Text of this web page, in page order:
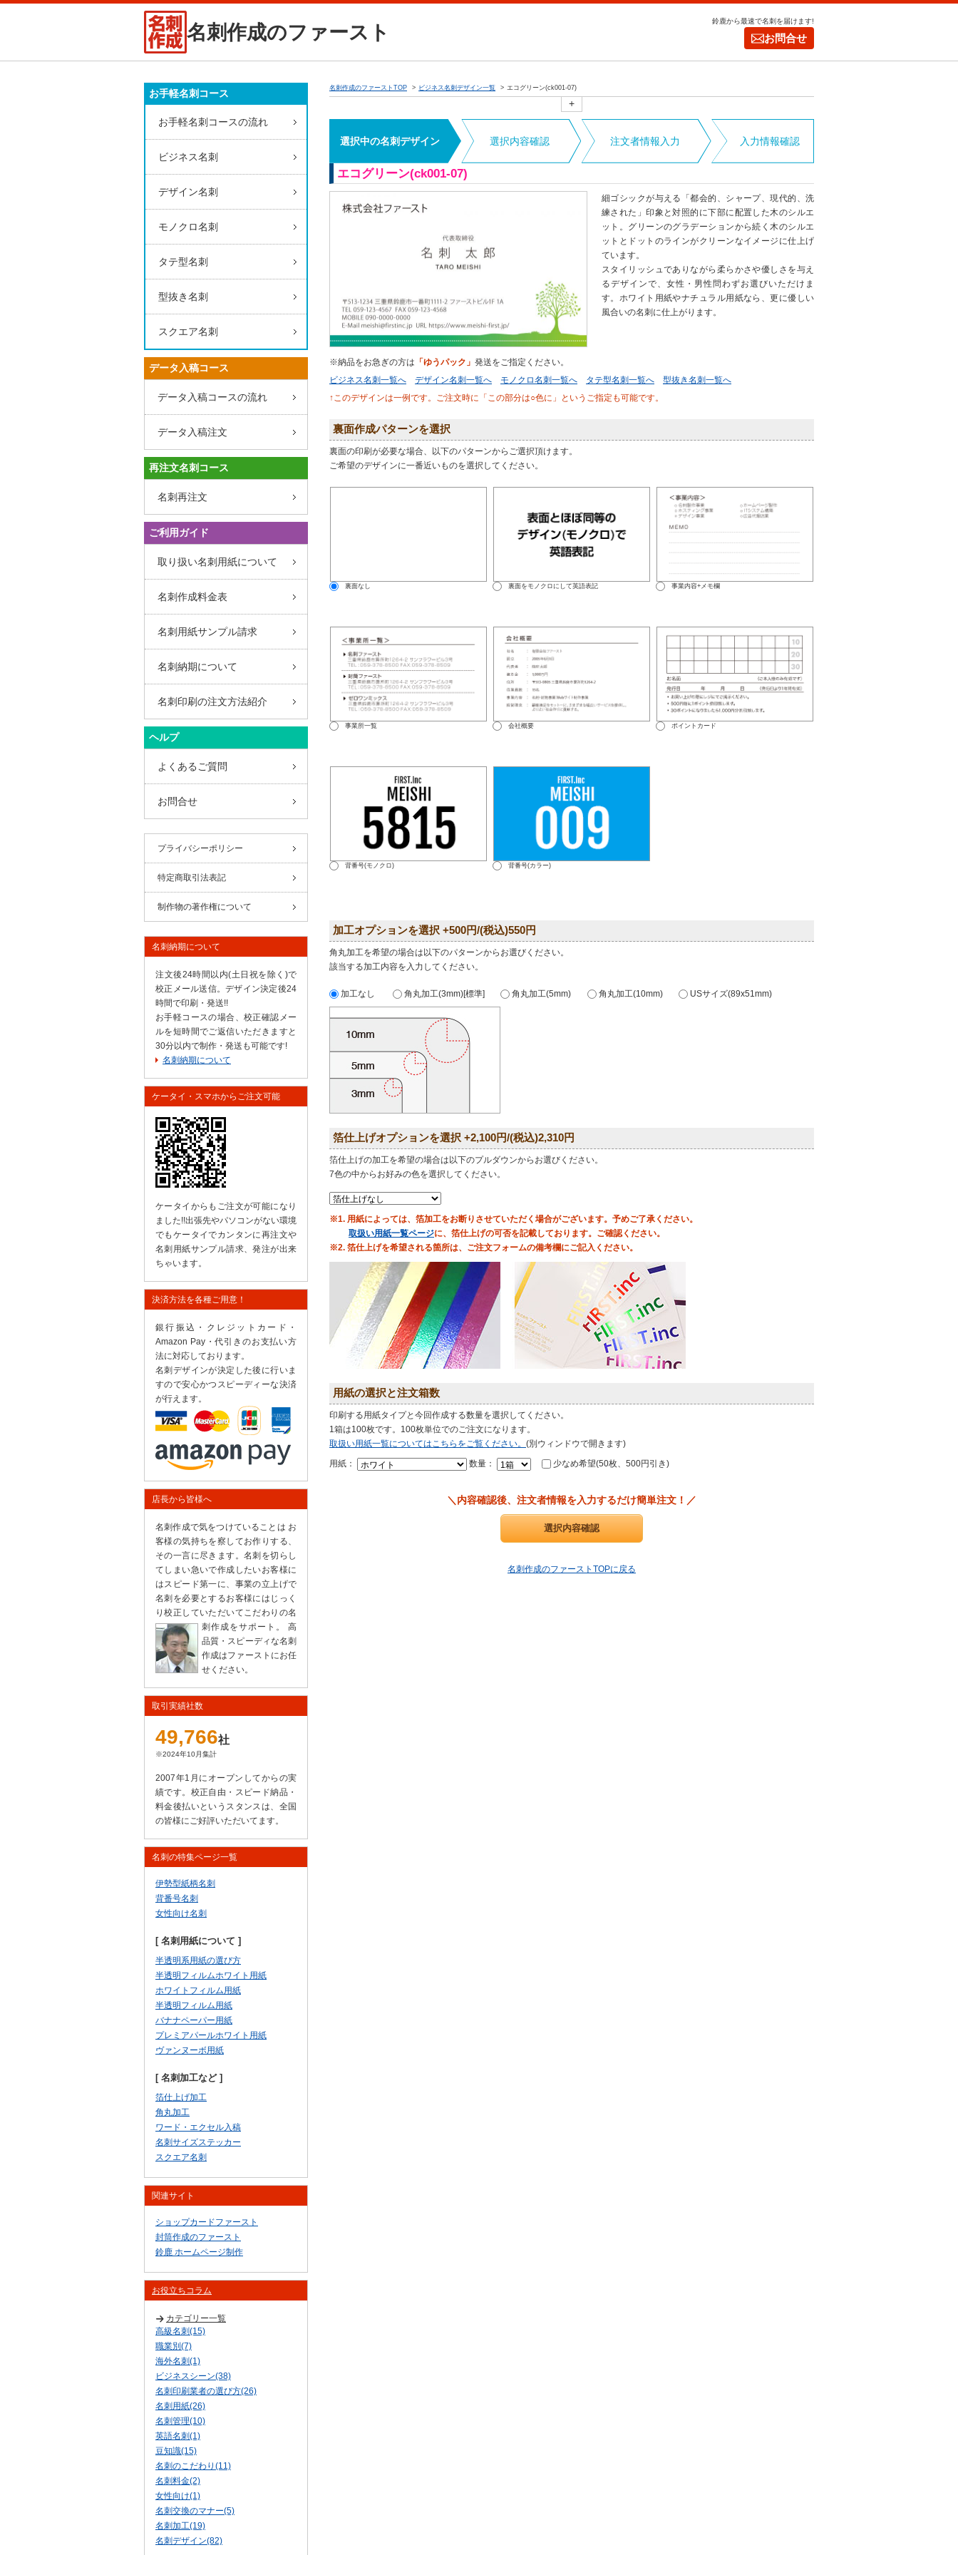
名刺作成のファースト 鈴鹿から最速で名刺を届けます!
お問合せ
名刺作成のファーストTOP ビジネス名刺デザイン一覧 エコグリーン(ck001-07)
+
選択中の名刺デザイン 選択内容確認 注文者情報入力 入力情報確認
エコグリーン(ck001-07)
細ゴシックが与える「都会的、シャープ、現代的、洗
練された」印象と対照的に下部に配置した木のシルエ
ット。グリーンのグラデーションから続く木のシルエ
ットとドットのラインがクリーンなイメージに仕上げ
ています。
スタイリッシュでありながら柔らかさや優しさを与え
るデザインで、女性・男性問わずお選びいただけま
す。ホワイト用紙やナチュラル用紙なら、更に優しい
風合いの名刺に仕上がります。
※納品をお急ぎの方は 「ゆうパック」 発送をご指定ください。
ビジネス名刺一覧へ
デザイン名刺一覧へ モノクロ名刺一覧へ タテ型名刺一覧へ
型抜き名刺一覧へ
↑このデザインは一例です。ご注文時に「この部分は○色に」というご指定も可能です。
裏面作成パターンを選択
裏面の印刷が必要な場合、以下のパターンからご選択頂けます。
ご希望のデザインに一番近いものを選択してください。
裏面なし 裏面をモノクロにして英語表記 事業内容+メモ欄
事業所一覧 会社概要 ポイントカード
背番号(モノクロ) 背番号(カラー)
加工オプションを選択 +500円/(税込)550円
角丸加工を希望の場合は以下のパターンからお選びください。
該当する加工内容を入力してください。
加工なし 角丸加工(3mm)[標準] 角丸加工(5mm) 角丸加工(10mm) USサイズ(89x51mm)
箔仕上げオプションを選択 +2,100円/(税込)2,310円
箔仕上げの加工を希望の場合は以下のプルダウンからお選びください。
7色の中からお好みの色を選択してください。
※1. 用紙によっては、箔加工をお断りさせていただく場合がございます。予めご了承ください。
取扱い用紙一覧ページに、箔仕上げの可否を記載しております。ご確認ください。
※2. 箔仕上げを希望される箇所は、ご注文フォームの備考欄にご記入ください。
用紙の選択と注文箱数
印刷する用紙タイプと今回作成する数量を選択してください。
1箱は100枚です。100枚単位でのご注文になります。
取扱い用紙一覧についてはこちらをご覧ください。 (別ウィンドウで開きます)
用紙： 数量： 少なめ希望(50枚、500円引き)
＼内容確認後、注文者情報を入力するだけ簡単注文！／
名刺作成のファーストTOPに戻る
お手軽名刺コース
お手軽名刺コースの流れ
ビジネス名刺
デザイン名刺
モノクロ名刺
タテ型名刺
型抜き名刺
スクエア名刺
データ入稿コース
データ入稿コースの流れ
データ入稿注文
再注文名刺コース
名刺再注文
ご利用ガイド
取り扱い名刺用紙について
名刺作成料金表
名刺用紙サンプル請求
名刺納期について
名刺印刷の注文方法紹介
ヘルプ
よくあるご質問
お問合せ
プライバシーポリシー
特定商取引法表記
制作物の著作権について
名刺納期について
注文後24時間以内(土日祝を除く)で
校正メール送信。デザイン決定後24
時間で印刷・発送!!
お手軽コースの場合、校正確認メー
ルを短時間でご返信いただきますと
30分以内で制作・発送も可能です!
名刺納期について
ケータイ・スマホからご注文可能
ケータイからもご注文が可能になり
ました!!出張先やパソコンがない環境
でもケータイでカンタンに再注文や
名刺用紙サンプル請求、発注が出来
ちゃいます。
決済方法を各種ご用意！
銀行振込・クレジットカード・
Amazon Pay・代引きのお支払い方
法に対応しております。
名刺デザインが決定した後に行いま
すので安心かつスピーディーな決済
が行えます。
店長から皆様へ
名刺作成で気をつけていることは お
客様の気持ちを察してお作りする、
その一言に尽きます。名刺を切らし
てしまい急いで作成したいお客様に
はスピード第一に、事業の立上げで
名刺を必要とするお客様にはじっく
り校正していただいてこだわりの名
刺作成をサポート。
高
品質・スピーディな名刺
作成はファーストにお任
せください。
取引実績社数
49,766社
※2024年10月集計
2007年1月にオープンしてからの実
績です。校正自由・スピード納品・
料金後払いというスタンスは、全国
の皆様にご好評いただいてます。
名刺の特集ページ一覧
伊勢型紙柄名刺
背番号名刺
女性向け名刺
[ 名刺用紙について ]
半透明系用紙の選び方
半透明フィルムホワイト用紙
ホワイトフィルム用紙
半透明フィルム用紙
バナナペーパー用紙
プレミアパールホワイト用紙
ヴァンヌーボ用紙
[ 名刺加工など ]
箔仕上げ加工
角丸加工
ワード・エクセル入稿
名刺サイズステッカー
スクエア名刺
関連サイト
ショップカードファースト
封筒作成のファースト
鈴鹿 ホームページ制作
お役立ちコラム
カテゴリー一覧
高級名刺(15)
職業別(7)
海外名刺(1)
ビジネスシーン(38)
名刺印刷業者の選び方(26)
名刺用紙(26)
名刺管理(10)
英語名刺(1)
豆知識(15)
名刺のこだわり(11)
名刺料金(2)
女性向け(1)
名刺交換のマナー(5)
名刺加工(19)
名刺デザイン(82)